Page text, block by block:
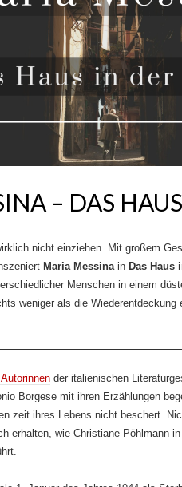
– DAS
nicht einziehen. Mit großem
Maria Messinain Das Haus
Menschen in einem
weniger als die Wiederentdeckung
der italienischen
Borgese mit ihren Erzählungen
zeit ihres Lebens nicht beschert.
erhalten, wie Christiane Pöhlmann